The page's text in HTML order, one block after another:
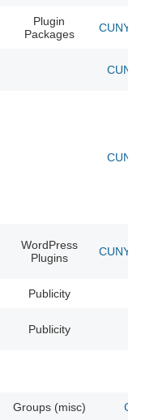
Plugin
Packages
CUNY
WordPress
Plugins
CUNY
Publicity
Publicity
Groups (misc)